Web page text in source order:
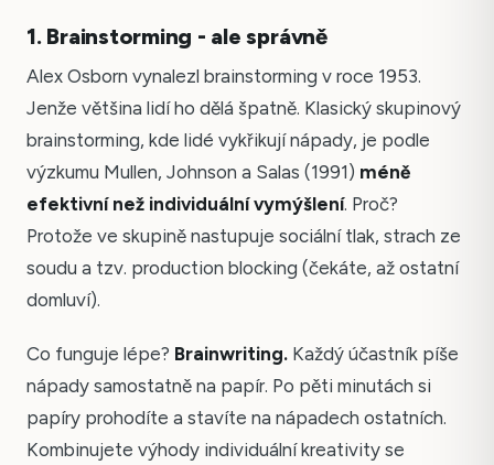
1. Brainstorming - ale správně
Alex Osborn vynalezl brainstorming v roce 1953.
Jenže většina lidí ho dělá špatně. Klasický skupinový
brainstorming, kde lidé vykřikují nápady, je podle
výzkumu Mullen, Johnson a Salas (1991) méně
efektivní než individuální vymýšlení. Proč?
Protože ve skupině nastupuje sociální tlak, strach ze
soudu a tzv. production blocking (čekáte, až ostatní
domluví).
Co funguje lépe? Brainwriting. Každý účastník píše
nápady samostatně na papír. Po pěti minutách si
papíry prohodíte a stavíte na nápadech ostatních.
Kombinujete výhody individuální kreativity se